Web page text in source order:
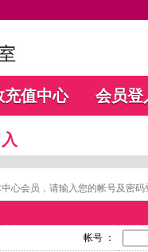
充值中心 会员登
心会员，请输入您的帐号及密
帐号 ：